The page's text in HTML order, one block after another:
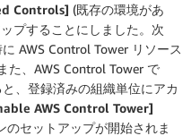
Controls] (既存の環境があ
プすることにしました。次
AWS Control Tower リソース
た、AWS Control Tower で
、登録済みの組織単位にアカ
AWS Control Tower]
セットアップが開始されま